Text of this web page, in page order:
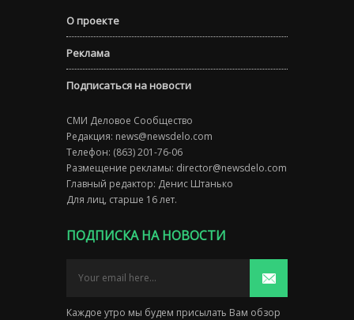
О проекте
Реклама
Подписаться на новости
СМИ Деловое Сообщество
Редакция: news@newsdelo.com
Телефон: (863) 201-76-06
Размещение рекламы: director@newsdelo.com
Главный редактор: Денис Штанько
Для лиц, старше 16 лет.
ПОДПИСКА НА НОВОСТИ
Каждое утро мы будем присылать Вам обзор